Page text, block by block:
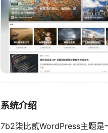
系统介绍
7b2柒比贰WordPress主题是